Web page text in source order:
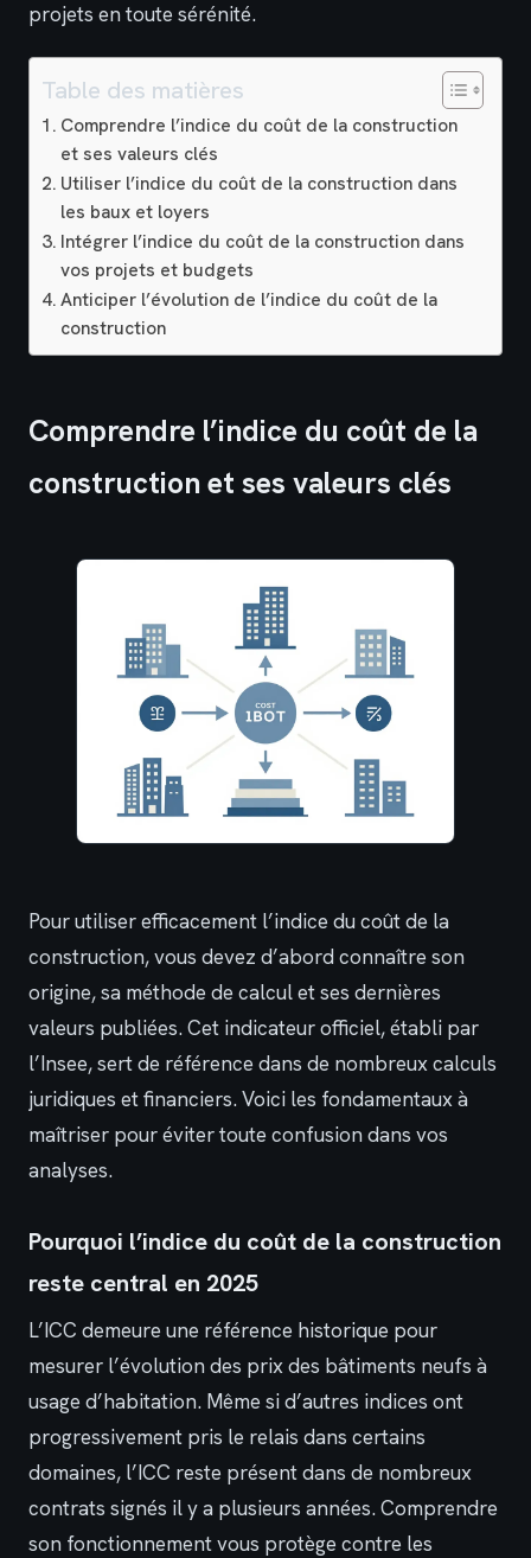
projets en toute sérénité.
Table des matières
Comprendre l’indice du coût de la construction
et ses valeurs clés
Utiliser l’indice du coût de la construction dans
les baux et loyers
Intégrer l’indice du coût de la construction dans
vos projets et budgets
Anticiper l’évolution de l’indice du coût de la
construction
Comprendre l’indice du coût de la
construction et ses valeurs clés
Pour utiliser efficacement l’indice du coût de la
construction, vous devez d’abord connaître son
origine, sa méthode de calcul et ses dernières
valeurs publiées. Cet indicateur officiel, établi par
l’Insee, sert de référence dans de nombreux calculs
juridiques et financiers. Voici les fondamentaux à
maîtriser pour éviter toute confusion dans vos
analyses.
Pourquoi l’indice du coût de la construction
reste central en 2025
L’ICC demeure une référence historique pour
mesurer l’évolution des prix des bâtiments neufs à
usage d’habitation. Même si d’autres indices ont
progressivement pris le relais dans certains
domaines, l’ICC reste présent dans de nombreux
contrats signés il y a plusieurs années. Comprendre
son fonctionnement vous protège contre les